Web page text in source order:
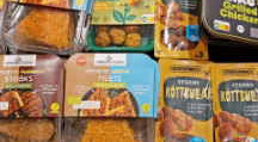
flustix.com/certified
Plattform ist nicht
in der
sondern entspricht
Vorgaben der …